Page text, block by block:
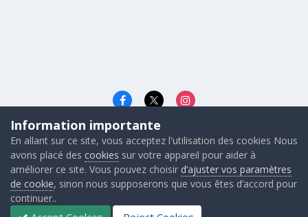
Langue
© 2026 - Gunners FRANCE
Powered by Invision Community
Information importante
En allant sur ce site, vous acceptez l'utilisation des cookies Nous
avons placé des cookies sur votre appareil pour aider à
améliorer ce site. Vous pouvez choisir d’ajuster vos paramètres
de cookie, sinon nous supposerons que vous êtes d’accord pour
continuer..